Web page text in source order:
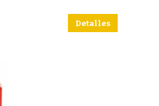
Detalles